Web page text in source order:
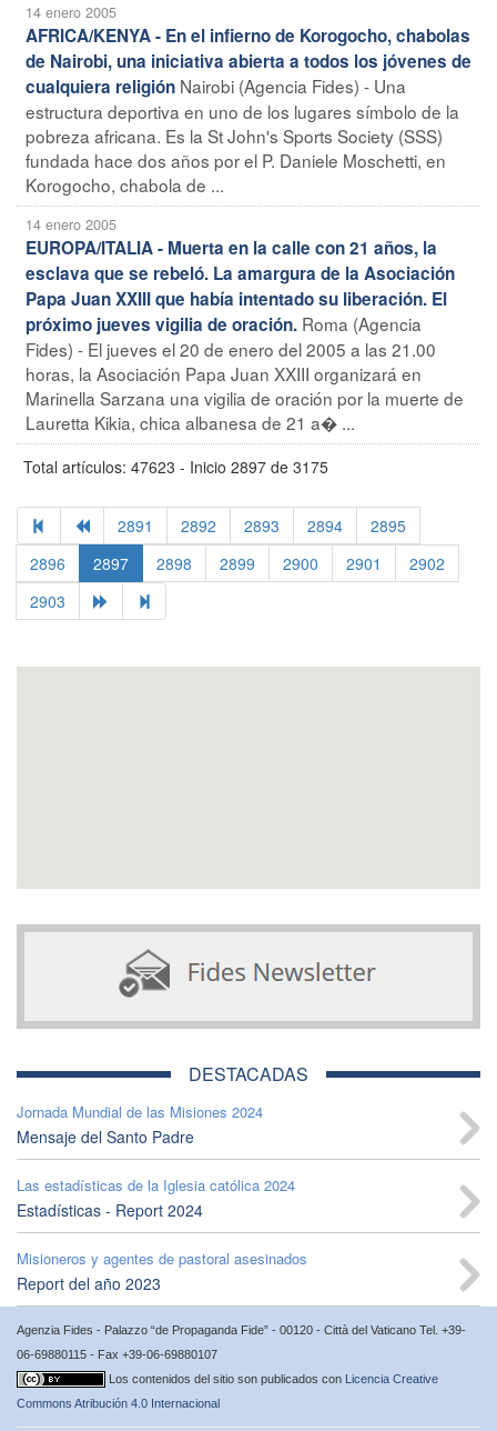
14 enero 2005
AFRICA/KENYA - En el infierno de Korogocho, chabolas
de Nairobi, una iniciativa abierta a todos los jóvenes de
cualquiera religión Nairobi (Agencia Fides) - Una
estructura deportiva en uno de los lugares símbolo de la
pobreza africana. Es la St John's Sports Society (SSS)
fundada hace dos años por el P. Daniele Moschetti, en
Korogocho, chabola de ...
14 enero 2005
EUROPA/ITALIA - Muerta en la calle con 21 años, la
esclava que se rebeló. La amargura de la Asociación
Papa Juan XXIII que había intentado su liberación. El
próximo jueves vigilia de oración. Roma (Agencia
Fides) - El jueves el 20 de enero del 2005 a las 21.00
horas, la Asociación Papa Juan XXIII organizará en
Marinella Sarzana una vigilia de oración por la muerte de
Lauretta Kikia, chica albanesa de 21 a� ...
Total artículos: 47623 - Inicio 2897 de 3175
2891 2892 2893 2894
2895
2896
2897 2898 2899 2900 2901
2902
2903
DESTACADAS
Jornada Mundial de las Misiones 2024
Mensaje del Santo Padre
Las estadísticas de la Iglesia católica 2024
Estadísticas - Report 2024
Misioneros y agentes de pastoral asesinados
Report del año 2023
Agenzia Fides - Palazzo “de Propaganda Fide” - 00120 - Città del Vaticano Tel. +39-
06-69880115 - Fax +39-06-69880107
Los contenidos del sitio son publicados con Licencia Creative
Commons Atribución 4.0 Internacional